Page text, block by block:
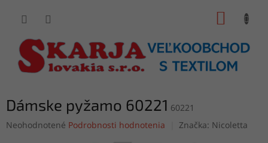
Dámske pyžamo 60221 60221
Priemerné
Neohodnotené Podrobnosti hodnotenia Značka: Nicoletta